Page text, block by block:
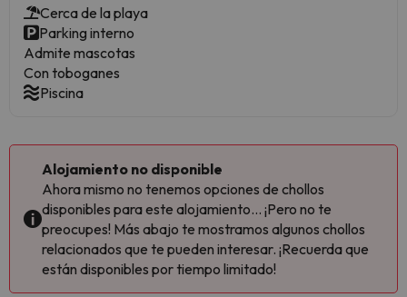
Cerca de la playa
Parking interno
Admite mascotas
Con toboganes
Piscina
Alojamiento no disponible
Ahora mismo no tenemos opciones de chollos
disponibles para este alojamiento... ¡Pero no te
preocupes! Más abajo te mostramos algunos chollos
relacionados que te pueden interesar. ¡Recuerda que
están disponibles por tiempo limitado!